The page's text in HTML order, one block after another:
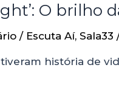
O
/ Escuta Aí, Sala33
história de